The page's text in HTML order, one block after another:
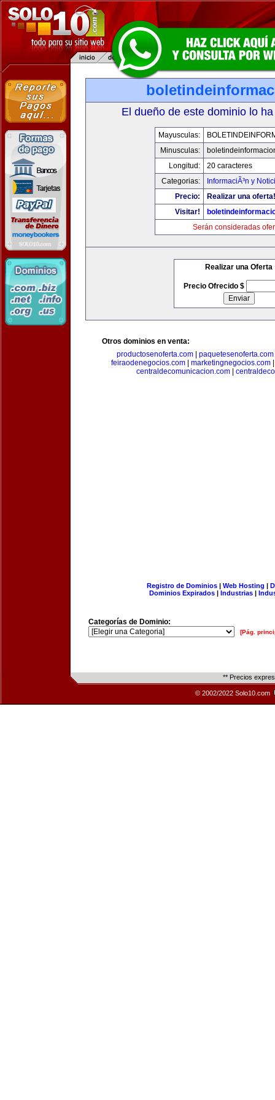
El dueño de este dominio lo
Mayusculas:
Minusculas:
Longitud:
20 caracteres
Categorias:
InformaciÃ³n y
Precio:
Realizar una oferta!
Visitar!
Serán consideradas
Realizar una Oferta
Precio Ofrecido $
Otros dominios en venta:
productosenoferta.com| paquetesenoferta.com
feiraodenegocios.com
marketingnegocios.com
centraldecomunicacion.com
Registro de Dominios| Web Hosting |
Dominios Expirados | Industrias |
Categorías de Dominio:
[Pág.
** Precios
© 2002/2022 Solo10.com